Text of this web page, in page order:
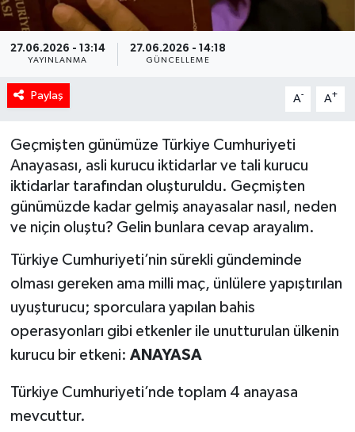
27.06.2026 - 13:14
YAYINLANMA
27.06.2026 - 14:18
GÜNCELLEME
Paylaş A- A+
Geçmişten günümüze Türkiye Cumhuriyeti
Anayasası, asli kurucu iktidarlar ve tali kurucu
iktidarlar tarafından oluşturuldu. Geçmişten
günümüzde kadar gelmiş anayasalar nasıl, neden
ve niçin oluştu? Gelin bunlara cevap arayalım.
Türkiye Cumhuriyeti’nin sürekli gündeminde
olması gereken ama milli maç, ünlülere yapıştırılan
uyuşturucu; sporculara yapılan bahis
operasyonları gibi etkenler ile unutturulan ülkenin
kurucu bir etkeni: ANAYASA
Türkiye Cumhuriyeti’nde toplam 4 anayasa
mevcuttur.